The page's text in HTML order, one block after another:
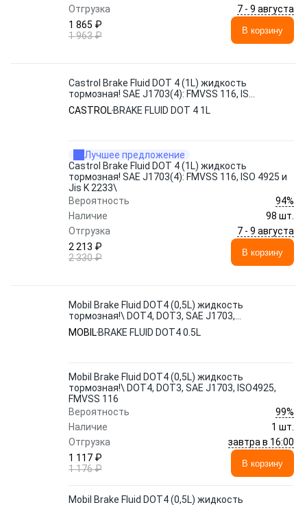
Отгрузка
7 - 9 августа
1 865 ₽
1 963 ₽
В корзину
Castrol Brake Fluid DOT 4 (1L) жидкость
тормозная! SAE J1703(4): FMVSS 116, ISO
4925 и Jis K 2233\
CASTROL BRAKE FLUID DOT 4 1L
Лучшее предложение
Castrol Brake Fluid DOT 4 (1L) жидкость
тормозная! SAE J1703(4): FMVSS 116, ISO 4925 и
Jis K 2233\
Вероятность
94%
Наличие
98 шт.
Отгрузка
7 - 9 августа
2 213 ₽
2 330 ₽
В корзину
Mobil Brake Fluid DOT4 (0,5L) жидкость
тормозная!\ DOT4, DOT3, SAE J1703,
ISO4925, FMVSS 116
MOBIL BRAKE FLUID DOT4 0.5L
Mobil Brake Fluid DOT4 (0,5L) жидкость
тормозная!\ DOT4, DOT3, SAE J1703, ISO4925,
FMVSS 116
Вероятность
99%
Наличие
1 шт.
Отгрузка
завтра в 16:00
1 117 ₽
1 176 ₽
В корзину
Mobil Brake Fluid DOT4 (0,5L) жидкость